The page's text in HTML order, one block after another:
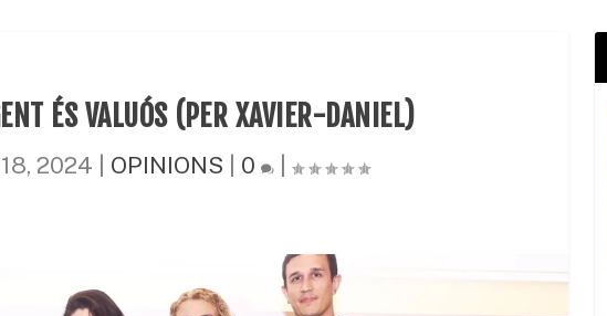
ÉS VALUÓS (PER XAVIER-DANIEL)
2024 OPINIONS 0 |